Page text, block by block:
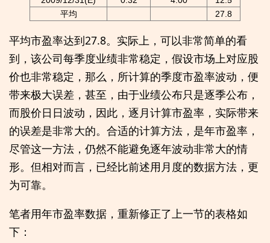
平均
27.8
平均市盈率达到27.8。实际上，可以非常简单的看
到，该公司每季度业绩非常稳定，假设市场上对应股
价也非常稳定，那么，所计算的季度市盈率波动，便
带来极大误差，甚至，由于业绩公布只是逐季公布，
而股价日日波动，因此，逐月计算市盈率，实际带来
的误差是非常大的。合适的计算方法，是年市盈率，
尽管这一方法，仍然不能避免逐年波动非常大的情
形。但相对而言，已经比前述用月度的数据方法，更
为可靠。
笔者用年市盈率数据，重新修正了上一节的表格如
下：